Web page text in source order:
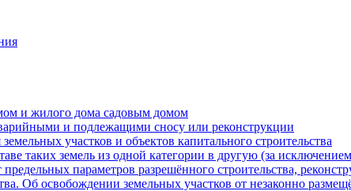
и жилого дома садовым домом
и подлежащими сносу или реконструкции
участков и объектов капитального строительства
таких земель из одной категории в другую (за
параметров разрешённого строительства,
Об освобождении земельных участков от незаконно